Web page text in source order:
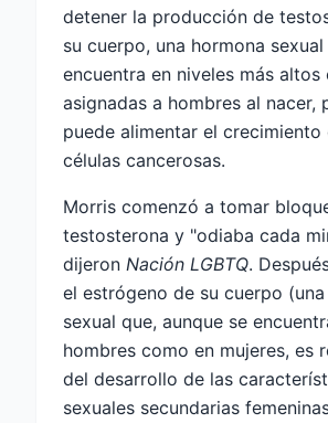
detener la producción de
su cuerpo, una hormona
encuentra en niveles más altos
asignadas a hombres al nacer,
puede alimentar el crecimiento
células cancerosas.
Morris comenzó a tomar
testosterona y "odiaba cada
dijeron Nación LGBTQ.
el estrógeno de su cuerpo
sexual que, aunque se
hombres como en mujeres, es
del desarrollo de las
sexuales secundarias